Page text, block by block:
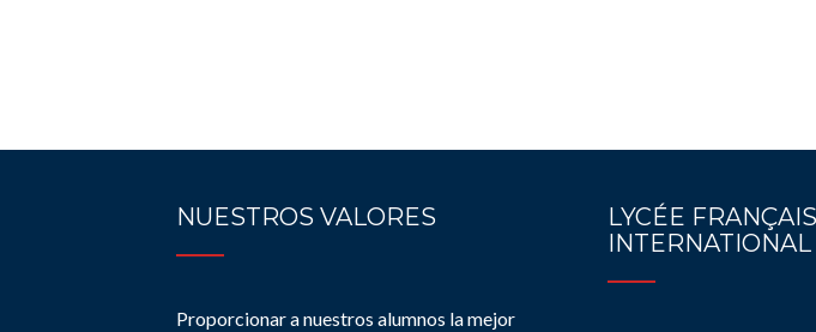
NUESTROS VALORES
Proporcionar a nuestros alumnos la mejor
LYCÉE FRANÇAIS